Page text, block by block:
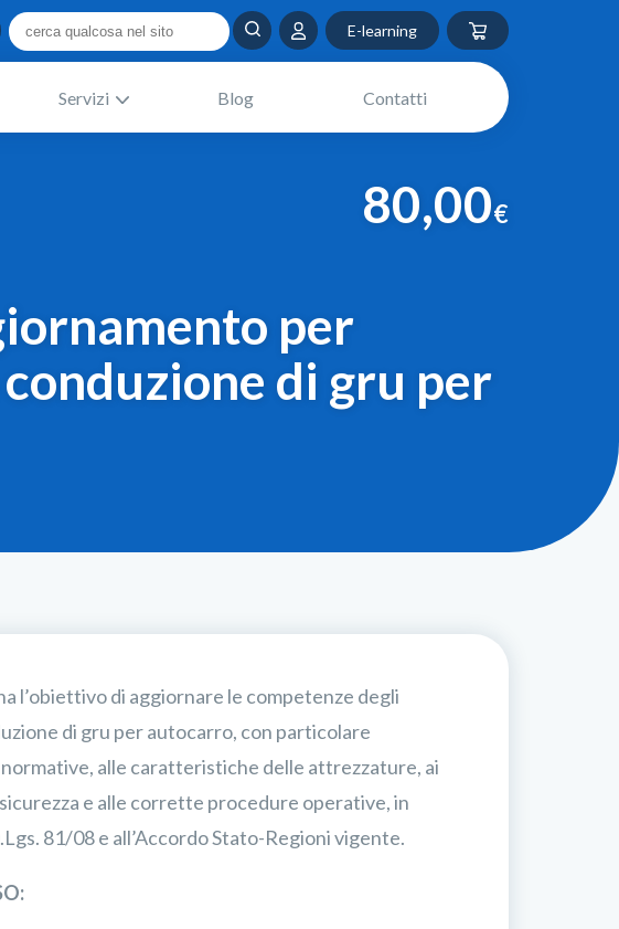
E-learning
Servizi Blog Contatti
80,00€
per
di gru per
l’obiettivo di aggiornare le competenze degli
di gru per autocarro, con particolare
alle caratteristiche delle attrezzature, ai
e alle corrette procedure operative, in
81/08 e all’Accordo Stato-Regioni vigente.